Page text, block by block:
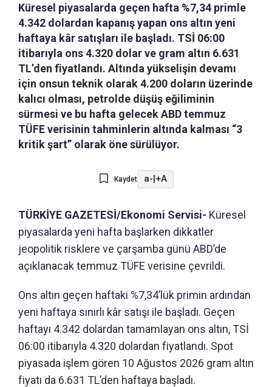
Küresel piyasalarda geçen hafta %7,34 primle
4.342 dolardan kapanış yapan ons altın yeni
haftaya kâr satışları ile başladı. TSİ 06:00
itibarıyla ons 4.320 dolar ve gram altın 6.631
TL’den fiyatlandı. Altında yükselişin devamı
için onsun teknik olarak 4.200 doların üzerinde
kalıcı olması, petrolde düşüş eğiliminin
sürmesi ve bu hafta gelecek ABD temmuz
TÜFE verisinin tahminlerin altında kalması “3
kritik şart” olarak öne sürülüyor.
Kaydet a-|+A
TÜRKİYE GAZETESİ/Ekonomi Servisi- Küresel
piyasalarda yeni hafta başlarken dikkatler
jeopolitik risklere ve çarşamba günü ABD’de
açıklanacak temmuz TÜFE verisine çevrildi.
Ons altın geçen haftaki %7,34’lük primin ardından
yeni haftaya sınırlı kâr satışı ile başladı. Geçen
haftayı 4.342 dolardan tamamlayan ons altın, TSİ
06:00 itibarıyla 4.320 dolardan fiyatlandı. Spot
piyasada işlem gören 10 Ağustos 2026 gram altın
fiyatı da 6.631 TL’den haftaya başladı.